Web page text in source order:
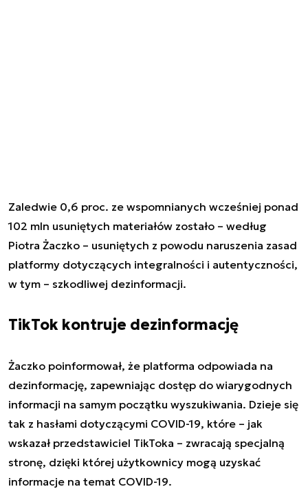
Zaledwie 0,6 proc. ze wspomnianych wcześniej ponad
102 mln usuniętych materiałów zostało – według
Piotra Żaczko – usuniętych z powodu naruszenia zasad
platformy dotyczących integralności i autentyczności,
w tym – szkodliwej dezinformacji.
TikTok kontruje dezinformację
Żaczko poinformował, że platforma odpowiada na
dezinformację, zapewniając dostęp do wiarygodnych
informacji na samym początku wyszukiwania. Dzieje się
tak z hasłami dotyczącymi COVID-19, które – jak
wskazał przedstawiciel TikToka – zwracają specjalną
stronę, dzięki której użytkownicy mogą uzyskać
informacje na temat COVID-19.